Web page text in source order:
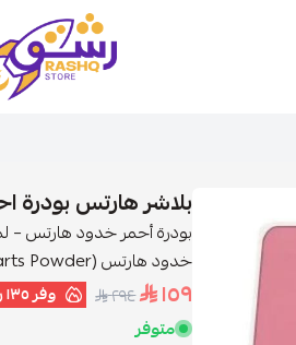
متجر رشق
بلاشر هارتس بودرة احمر
بودرة أحمر خدود هارتس –
خدود هارتس (Blush Hearts Powder)،...
١٥٩ ٢٩٤ وفر١٣٥ ر.س
متوفر